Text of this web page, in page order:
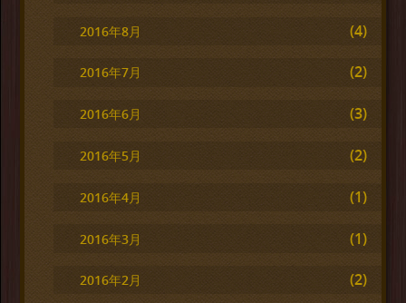
2016年8月 (4)
2016年7月 (2)
2016年6月 (3)
2016年5月 (2)
2016年4月 (1)
2016年3月 (1)
2016年2月 (2)